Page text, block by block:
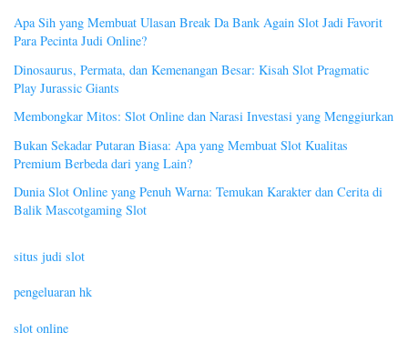
Apa Sih yang Membuat Ulasan Break Da Bank Again Slot Jadi Favorit
Para Pecinta Judi Online?
Dinosaurus, Permata, dan Kemenangan Besar: Kisah Slot Pragmatic
Play Jurassic Giants
Membongkar Mitos: Slot Online dan Narasi Investasi yang Menggiurkan
Bukan Sekadar Putaran Biasa: Apa yang Membuat Slot Kualitas
Premium Berbeda dari yang Lain?
Dunia Slot Online yang Penuh Warna: Temukan Karakter dan Cerita di
Balik Mascotgaming Slot
situs judi slot
pengeluaran hk
slot online